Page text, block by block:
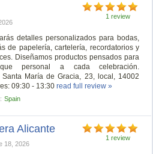
1 review
detalles personalizados para bodas,
de papelería, cartelería, recordatorios y
Diseñamos productos pensados para
personal a cada celebración.
Santa María de Gracia, 23, local, 14002
09:30 - 13:30read full review »
Spain
1 review
Alicante
18, 2026